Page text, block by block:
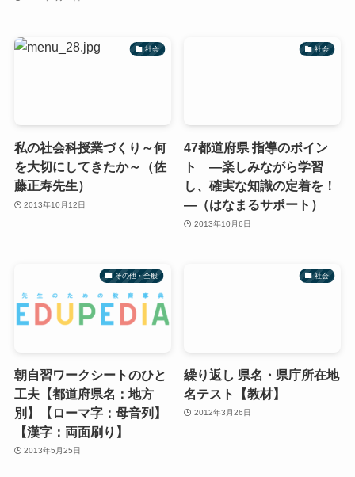
社会
私の社会科授業づくり～何
を大切にしてきたか～（佐
藤正寿先生）
2013年10月12日
社会
47都道府県 指導のポイン
ト ―楽しみながら学習
し、確実な知識の定着を！
―（はなまるサポート）
2013年10月6日
その他・全般
朝自習ワークシートのひと
工夫【都道府県名：地方
別】【ローマ字：母音列】
【漢字：両面刷り】
2013年5月25日
社会
繰り返し 県名・県庁所在地
名テスト【教材】
2012年3月26日